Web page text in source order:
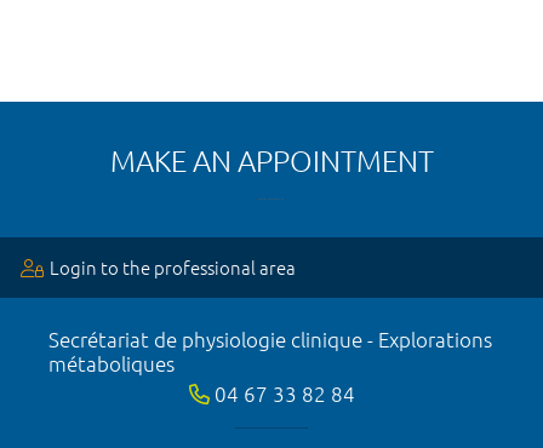
MAKE AN APPOINTMENT
Login to the professional area
Secrétariat de physiologie clinique - Explorations
métaboliques
04 67 33 82 84